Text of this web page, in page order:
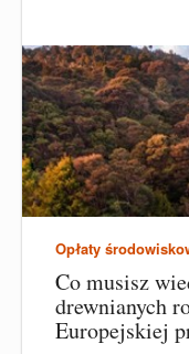
Opłaty
Co musisz
drewnianych
Europejskiej